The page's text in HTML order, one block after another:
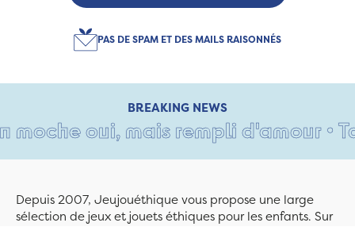
PAS DE SPAM ET DES MAILS RAISONNÉS
BREAKING NEWS
oui, mais rempli d'amour •
Depuis 2007, Jeujouéthique vous propose une large
sélection de jeux et jouets éthiques pour les enfants. Sur